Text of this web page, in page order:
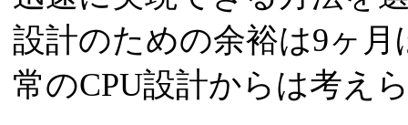
設計のための余裕は9ヶ
常のCPU設計からは考え